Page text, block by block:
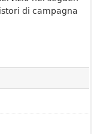
di campagna